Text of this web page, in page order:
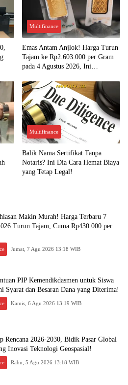
Multifinance
Emas Antam Anjlok! Harga Turun
Tajam ke Rp2.603.000 per Gram
pada 4 Agustus 2026, Ini
Multifinance
Balik Nama Sertifikat Tanpa
Notaris? Ini Dia Cara Hemat Biaya
yang Tetap Legal!
Makin Murah! Harga Terbaru 7
Turun Tajam, Cuma Rp430.000 per
Jumat, 7 Agu 2026 13:18 WIB
PIP Kemendikdasmen untuk Siswa
Syarat dan Besaran Dana yang Diterima!
Kamis, 6 Agu 2026 13:19 WIB
Rencana 2026-2030, Bidik Pasar Global
Inovasi Teknologi Geospasial!
Rabu, 5 Agu 2026 13:18 WIB